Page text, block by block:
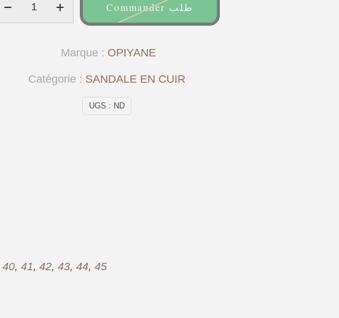
Commander طلب
UGS : ND
Catégorie : SANDALE EN CUIR
Marque : OPIYANE
40, 41, 42, 43, 44, 45